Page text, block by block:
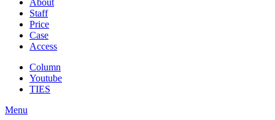
Staff
Price
Case
Access
Column
Youtube
TIES
Menu